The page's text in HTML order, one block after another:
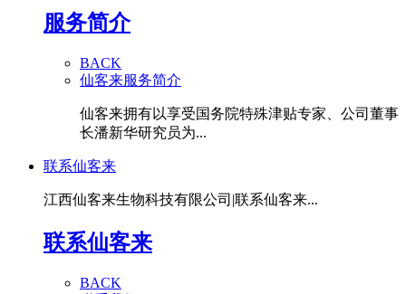
服务简介
BACK
仙客来服务简介
仙客来拥有以享受国务院特殊津贴专家、公司董事
长潘新华研究员为...
联系仙客来
江西仙客来生物科技有限公司|联系仙客来...
联系仙客来
BACK